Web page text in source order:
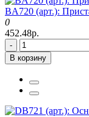
BA720 (арт.):
0
452.48р.
-
В корзину